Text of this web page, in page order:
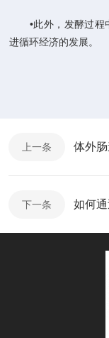
•此外，发酵过程
进循环经济的发展‌。
上一条 体外
下一条 如何